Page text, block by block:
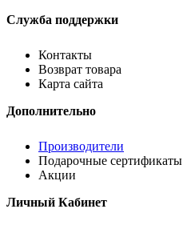
Служба поддержки
Контакты
Возврат товара
Карта сайта
Дополнительно
Производители
Подарочные сертификаты
Акции
Личный Кабинет